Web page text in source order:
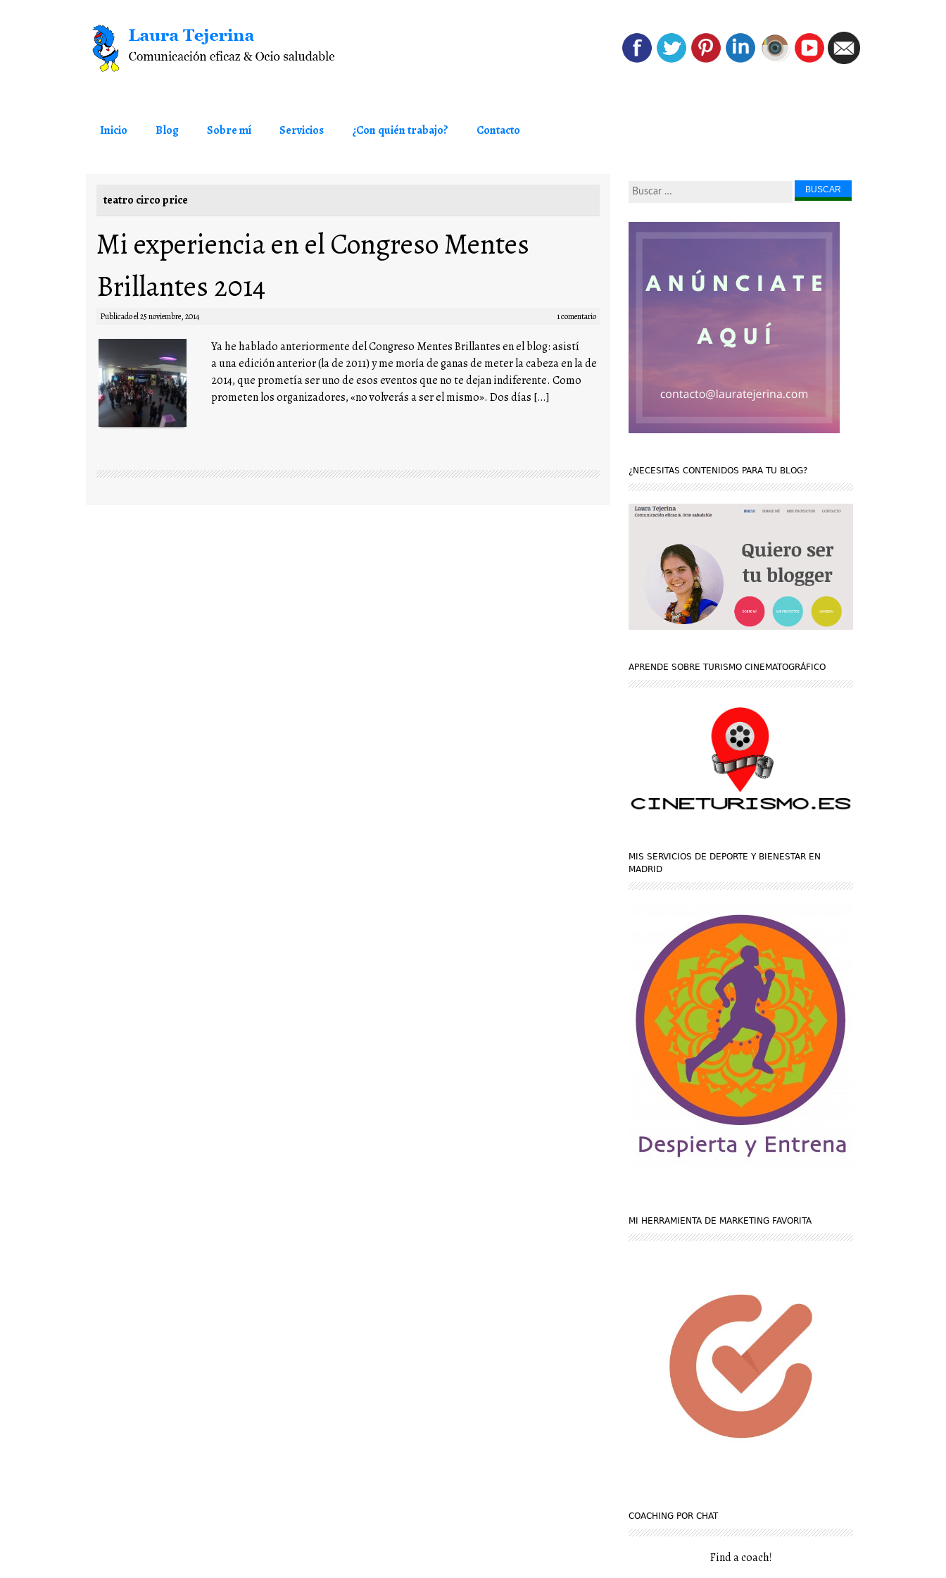
Saltar al contenido
Inicio Blog Sobre mí Servicios ¿Con quién trabajo? Contacto
teatro circo price
Mi experiencia en el Congreso Mentes
Brillantes 2014
Publicado el25 noviembre, 2014 1 comentario
Ya he hablado anteriormente del Congreso Mentes Brillantes en el blog: asistí
a una edición anterior (la de 2011) y me moría de ganas de meter la cabeza en la de
2014, que prometía ser uno de esos eventos que no te dejan indiferente. Como
prometen los organizadores, «no volverás a ser el mismo». Dos días […]
Buscar...
¿NECESITAS CONTENIDOS PARA TU BLOG?
APRENDE SOBRE TURISMO CINEMATOGRÁFICO
MIS SERVICIOS DE DEPORTE Y BIENESTAR EN
MADRID
MI HERRAMIENTA DE MARKETING FAVORITA
COACHING POR CHAT
Find a coach!